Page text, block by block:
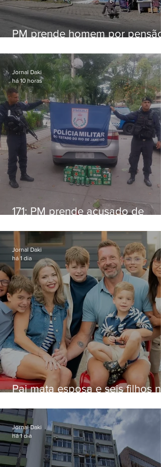
PM prende homem por pensão
171: PM prende acusado de
Niterói
Jornal Daki
há 10 horas
Pai mata esposa e seis filhos
Jornal Daki
há 1 dia
Jornal Daki
há 1 dia